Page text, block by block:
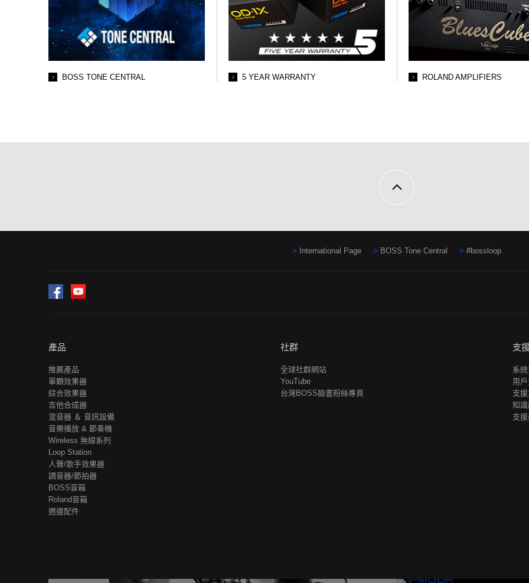
BOSS TONE CENTRAL 5 YEAR WARRANTY ROLAND AMPLIFIERS
International Page BOSS Tone Central #bossloop
Facebook
產品
推薦產品
單顆效果器
綜合效果器
吉他合成器
混音器 ＆ 音訊設備
音樂播放 & 節奏機
Wireless 無線系列
Loop Station
人聲/歌手效果器
調音器/節拍器
BOSS音箱
Roland音箱
週邊配件
社群
全球社群網站
YouTube
台灣BOSS臉書粉絲專頁
支
系
用
支
知
支